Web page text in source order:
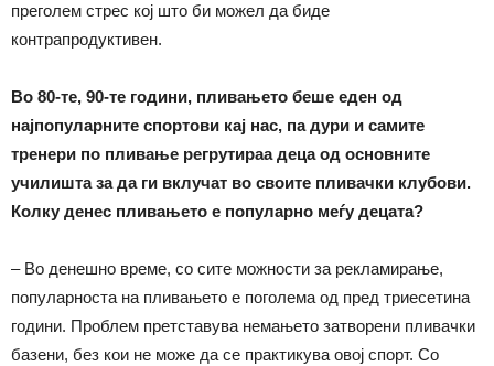
преголем стрес кој што би можел да биде
контрапродуктивен.
Во 80-те, 90-те години, пливањето беше еден од
најпопуларните спортови кај нас, па дури и самите
тренери по пливање регрутираа деца од основните
училишта за да ги вклучат во своите пливачки клубови.
Колку денес пливањето е популарно меѓу децата?
– Во денешно време, со сите можности за рекламирање,
популарноста на пливањето е поголема од пред триесетина
години. Проблем претставува немањето затворени пливачки
базени, без кои не може да се практикува овој спорт. Со